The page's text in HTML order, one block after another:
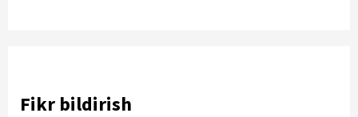
Fikr bildirish